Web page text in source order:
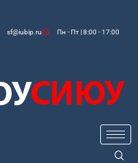
sf@iubip.ru Пн - Пт | 8:00 - 17:00